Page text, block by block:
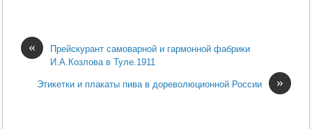
«
Прейскурант самоварной и гармонной фабрики
И.А.Козлова в Туле.1911
»
Этикетки и плакаты пива в дореволюционной России